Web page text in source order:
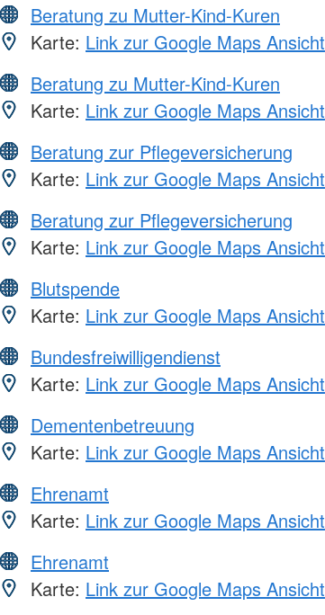
Beratung zu Mutter-Kind-Kuren
Karte: Link zur Google Maps Ansicht
Beratung zu Mutter-Kind-Kuren
Karte: Link zur Google Maps Ansicht
Beratung zur Pflegeversicherung
Karte: Link zur Google Maps Ansicht
Beratung zur Pflegeversicherung
Karte: Link zur Google Maps Ansicht
Blutspende
Karte: Link zur Google Maps Ansicht
Bundesfreiwilligendienst
Karte: Link zur Google Maps Ansicht
Dementenbetreuung
Karte: Link zur Google Maps Ansicht
Ehrenamt
Karte: Link zur Google Maps Ansicht
Ehrenamt
Karte: Link zur Google Maps Ansicht